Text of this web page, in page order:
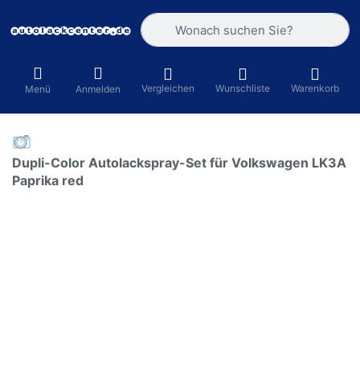
Geben Sie einen Suchbegriff ein.
Menü Anmelden Vergleichen Wunschliste Warenkorb
Dupli-Color Autolackspray-Set für Volkswagen LK3A
Paprika red